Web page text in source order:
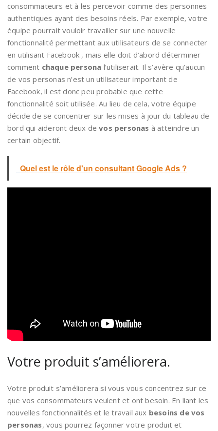
consommateurs et à les percevoir comme des personnes
authentiques ayant des besoins réels. Par exemple, votre
équipe pourrait vouloir travailler sur une nouvelle
fonctionnalité permettant aux utilisateurs de se connecter
en utilisant Facebook , mais elle doit d’abord déterminer
comment chaque persona l’utiliserait. Il s’avère qu’aucun
de vos personas n’est un utilisateur important de
Facebook, il est donc peu probable que cette
fonctionnalité soit utilisée. Au lieu de cela, votre équipe
décide de se concentrer sur les mises à jour du tableau de
bord qui aideront deux devos personas à atteindre un
certain objectif.
Quel est le rôle d'un consultant Google Ads ?
Votre produit s’améliorera.
Votre produit s’améliorera si vous vous concentrez sur ce
que vos consommateurs veulent et ont besoin. En liant les
nouvelles fonctionnalités et le travail aux besoins de vos
personas, vous pourrez façonner votre produit et